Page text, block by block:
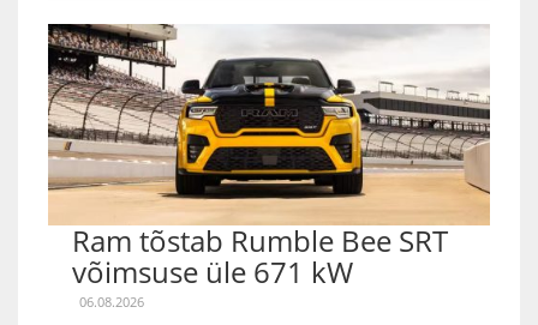
Ram tõstab Rumble Bee SRT
võimsuse üle 671 kW
06.08.2026